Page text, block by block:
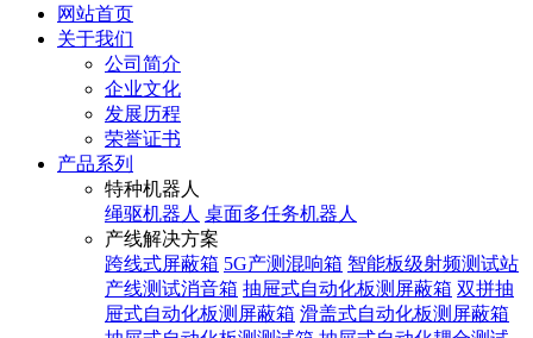
网站首页
关于我们
公司简介
企业文化
发展历程
荣誉证书
产品系列
特种机器人
绳驱机器人 桌面多任务机器人
产线解决方案
跨线式屏蔽箱 5G产测混响箱 智能板级射频测试站
产线测试消音箱 抽屉式自动化板测屏蔽箱 双拼抽
屉式自动化板测屏蔽箱 滑盖式自动化板测屏蔽箱